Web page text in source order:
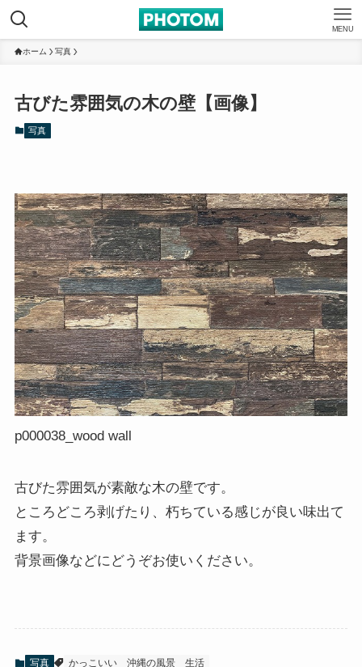
MENU
ホーム 写真
古びた雰囲気の木の壁【画像】
写真
p000038_wood wall
古びた雰囲気が素敵な木の壁です。
ところどころ剥げたり、朽ちている感じが良い味出て
ます。
背景画像などにどうぞお使いください。
写真 かっこいい 沖縄の風景 生活